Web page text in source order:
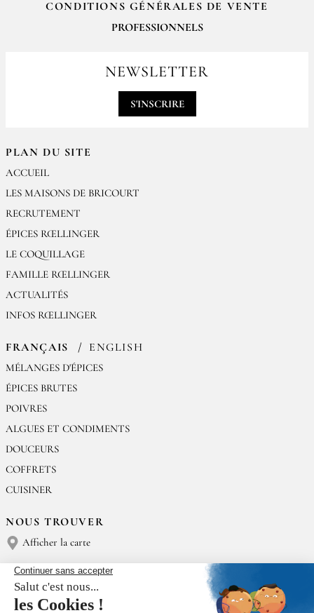
PLAN DU SITE
ACCUEIL
LES MAISONS DE BRICOURT
RECRUTEMENT
ÉPICES RŒLLINGER
LE COQUILLAGE
FAMILLE RŒLLINGER
ACTUALITÉS
INFOS RŒLLINGER
FRANÇAIS ENGLISH
MÉLANGES D'ÉPICES
ÉPICES BRUTES
POIVRES
ALGUES ET CONDIMENTS
DOUCEURS
COFFRETS
CUISINER
NOUS TROUVER
Afficher la carte
NOUS CONTACTER
Épices Rœllinger
Tél : (+33) 02 23 15 13 91
CONDITIONS GÉNÉRALES DE VENTE
PROFESSIONNELS
contact@epices-roellinger.comNEWSLETTER
S'INSCRIRE